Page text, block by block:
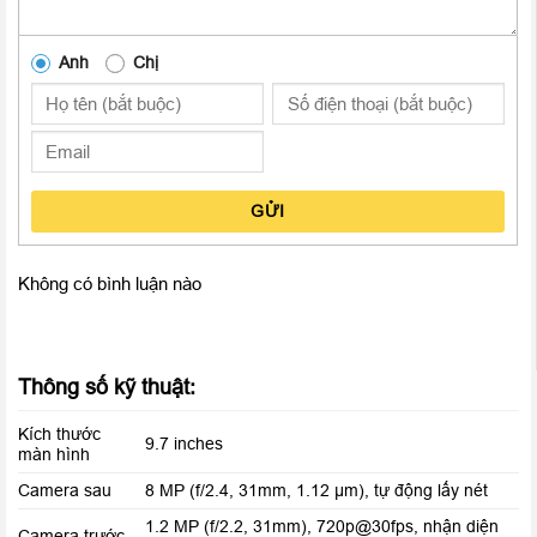
Màu sắc trên màn hình tươi sáng, hiển thị sắc nét, thích hợp để
đọc báo, xem phim cũng như phục vụ những tính năng giải trí
khác của người dùng. Mọi trải nhiệm làm việc hay chơi game
trên chiếc iPad Gen 6 đều cực kì thích.
Hiệu năng vượt trội với chip A10 Fusion
Anh Chị
GỬI
Không có bình luận nào
Thông số kỹ thuật:
Kích thước
màn hình
9.7 inches
Camera sau 8 MP (f/2.4, 31mm, 1.12 µm), tự động lấy nét
1.2 MP (f/2.2, 31mm), 720p@30fps, nhận diện